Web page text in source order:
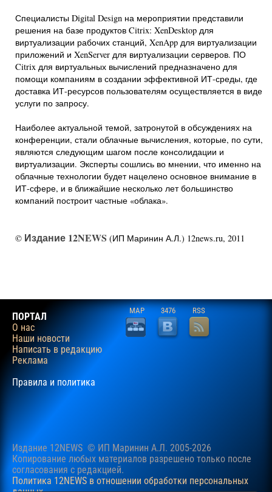
Специалисты Digital Design на мероприятии представили
решения на базе продуктов Citrix: XenDesktop для
виртуализации рабочих станций, XenApp для виртуализации
приложений и XenServer для виртуализации серверов. ПО
Citrix для виртуальных вычислений предназначено для
помощи компаниям в создании эффективной ИТ-среды, где
доставка ИТ-ресурсов пользователям осуществляется в виде
услуги по запросу.
Наиболее актуальной темой, затронутой в обсуждениях на
конференции, стали облачные вычисления, которые, по сути,
являются следующим шагом после консолидации и
виртуализации. Эксперты сошлись во мнении, что именно на
облачные технологии будет нацелено основное внимание в
ИТ-сфере, и в ближайшие несколько лет большинство
компаний построит частные «облака».
© Издание 12NEWS (ИП Маринин А.Л.) 12news.ru, 2011
ПОРТАЛ
О нас
Наши новости
Написать в редакцию
Реклама
Правила и политика
MAP 3476 RSS
Издание 12NEWS © ИП Маринин А.Л. 2005-2026
Копирование любых материалов разрешено только после
согласования c редакцией.
Политика 12NEWS в отношении обработки персональных